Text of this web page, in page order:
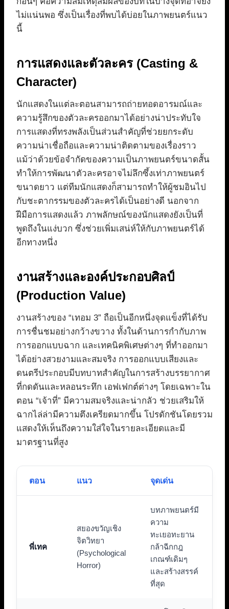
ไม่แน่นพอ ซึ่งเป็นเรื่องที่พบได้บ่อยในภาพยนตร์แนว
นี้
การแสดงและตัวละคร (Casting &
Character)
นักแสดงในแต่ละตอนสามารถถ่ายทอดอารมณ์และ
ความรู้สึกของตัวละครออกมาได้อย่างน่าประทับใจ
การแสดงที่ทรงพลังเป็นส่วนสำคัญที่ช่วยยกระดับ
ความน่าเชื่อถือและความน่าติดตามของเรื่องราว
แม้ว่าด้วยข้อจำกัดของความเป็นภาพยนตร์ขนาดสั้น
ทำให้การพัฒนาตัวละครอาจไม่ลึกซึ้งเท่าภาพยนตร์
ขนาดยาว แต่ทีมนักแสดงก็สามารถทำให้ผู้ชมอินไป
กับชะตากรรมของตัวละครได้เป็นอย่างดี นอกจาก
ฝีมือการแสดงแล้ว ภาพลักษณ์ของนักแสดงยังเป็นที่
พูดถึงในแง่บวก ซึ่งช่วยเพิ่มเสน่ห์ให้กับภาพยนตร์ได้
อีกทางหนึ่ง
งานสร้างและองค์ประกอบศิลป์
(Production Value)
งานสร้างของ “เทอม 3” ถือเป็นอีกหนึ่งจุดแข็งที่ได้รับ
การชื่นชมอย่างกว้างขวาง ทั้งในด้านการกำกับภาพ
การออกแบบฉาก และเทคนิคพิเศษต่างๆ ที่ทำออกมา
ได้อย่างสวยงามและสมจริง การออกแบบเสียงและ
ดนตรีประกอบมีบทบาทสำคัญในการสร้างบรรยากาศ
ที่กดดันและหลอนระทึก เอฟเฟกต์ต่างๆ โดยเฉพาะใน
ตอน “เจ้าที่” มีความสมจริงและน่ากลัว ช่วยเสริมให้
ฉากไล่ล่ามีความตึงเครียดมากขึ้น โปรดักชันโดยรวม
แสดงให้เห็นถึงความใส่ใจในรายละเอียดและมี
มาตรฐานที่สูง
ตอน แนว จุดเด่น
พี่เทค
สยองขวัญเชิง
จิตวิทยา
(Psychological
Horror)
บทภาพยนตร์มี
ความ
ทะเยอทะยาน
กล้าฉีกกฎ
เกณฑ์เดิมๆ
และสร้างสรรค์
ที่สุด